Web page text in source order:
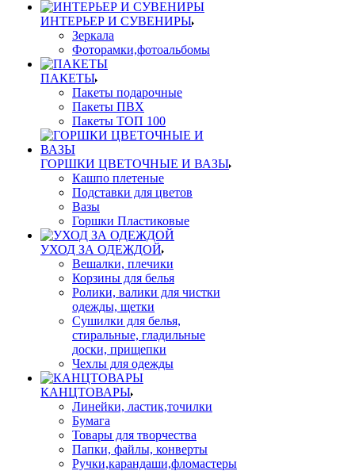
ИНТЕРЬЕР И СУВЕНИРЫ
Зеркала
Фоторамки,фотоальбомы
ПАКЕТЫ
Пакеты подарочные
Пакеты ПВХ
Пакеты ТОП 100
ГОРШКИ ЦВЕТОЧНЫЕ И ВАЗЫ
Кашпо плетеные
Подставки для цветов
Вазы
Горшки Пластиковые
УХОД ЗА ОДЕЖДОЙ
Вешалки, плечики
Корзины для белья
Ролики, валики для чистки
одежды, щетки
Сушилки для белья,
стиральные, гладильные
доски, прищепки
Чехлы для одежды
КАНЦТОВАРЫ
Линейки, ластик,точилки
Бумага
Товары для творчества
Папки, файлы, конверты
Ручки,карандаши,фломастеры